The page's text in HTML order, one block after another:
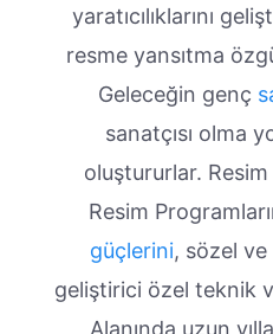
yaratıcılıklarını
resme yansıtma
Geleceğin genç
sanatçısı olma
oluştururlar. Resim
Resim
güçlerini, sözel ve
geliştirici özel teknik
Alanında uzun